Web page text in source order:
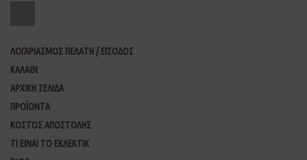
ΛΟΓΑΡΙΑΣΜΟΣ ΠΕΛΑΤΗ / ΕΙΣΟΔΟΣ
ΚΑΛΑΘΙ
ΑΡΧΙΚΗ ΣΕΛΙΔΑ
ΠΡΟΪΟΝΤΑ
ΚΟΣΤΟΣ ΑΠΟΣΤΟΛΗΣ
ΤΙ ΕΙΝΑΙ ΤΟ ΕΚΛΕΚΤΙΚ